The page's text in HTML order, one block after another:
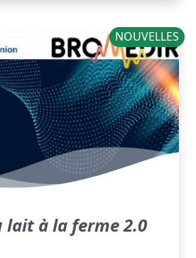
NOUVELLES
lait à la ferme 2.0